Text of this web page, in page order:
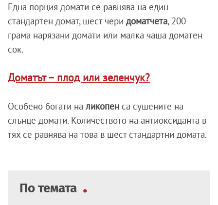
Една порция домати се равнява на един
стандартен домат, шест чери доматчета, 200
грама нарязани домати или малка чаша доматен
сок.
Доматът – плод или зеленчук?
Особено богати на ликопен са сушените на
слънце домати. Количеството на антиоксиданта в
тях се равнява на това в шест стандартни домата.
По темата